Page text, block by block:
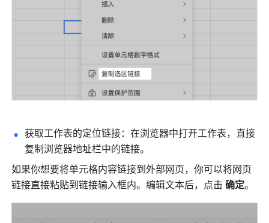
获取工作表的定位链接：在浏览器中打开工作表，直接
复制浏览器地址栏中的链接。
如果你想要将单元格内容链接到外部网页，你可以将网页
链接直接粘贴到链接输入框内。编辑文本后，点击 确定。